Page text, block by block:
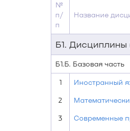
№
п/
п
Название
Б1. Дисциплины
Б1.Б. Базовая часть
1 Иностранный
2
3 Современные